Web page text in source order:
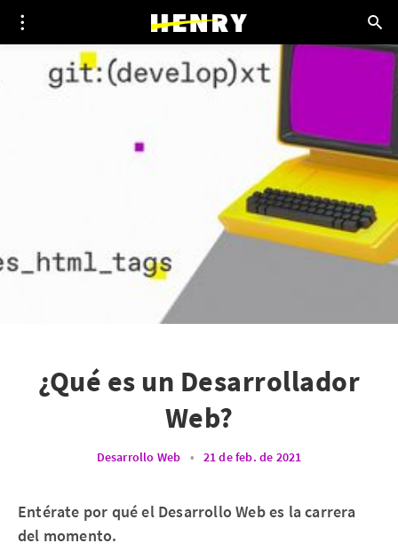
¿Qué es un Desarrollador
Web?
Desarrollo Web • 21 de feb. de 2021
Entérate por qué el Desarrollo Web es la carrera
del momento.